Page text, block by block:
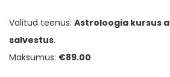
Valitud teenus: Astroloogia kursus
salvestus.
Maksumus: €89.00